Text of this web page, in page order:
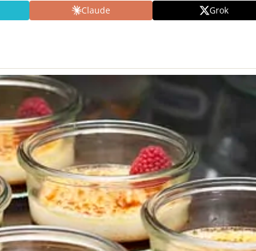
Claude Grok